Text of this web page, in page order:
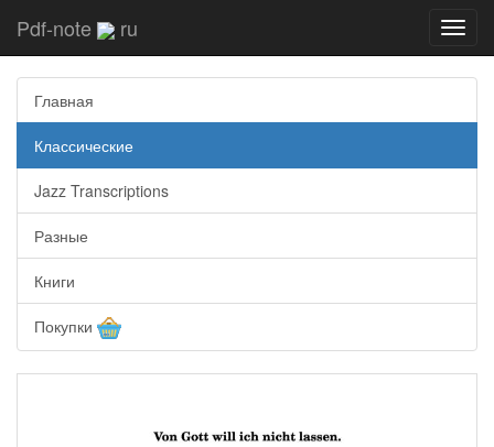
Pdf-note ru
Главная
Классические
Jazz Transcriptions
Разные
Книги
Покупки